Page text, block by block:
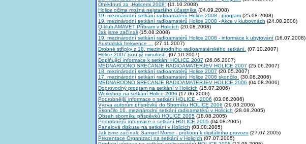
Ohlédnutí za „Holicemi 2008” (11.10.2008)
Holice očima možná nejstaršího účastníka (04.09.2008)
19. mezinárodní setkání radioamatérů Holice 2008 - program (25.08.2008)
19. mezinárodní setkání radioamatérů Holice 2008 - Akce v klubovnách (24.08.2008)
Q-klub AMAVET Příbram v Holicích (20.08.2008)
Jak jsme začínali (15.08.2008)
19. mezinárodní setkání radioamatérů Holice 2008 - informace k ubytování (16.07.2008)
Australská frekvence ...
(27.11.2007)
Drobné střípky z 18. mezinárodního radioamatérského setkání. (07.10.2007)
Holice 2007 jsou již minulostí. (07.10.2007)
Doplňující informace k setkání HOLICE 2007 (26.06.2007)
MEDNARODNO SREČANJE RADIOAMATERJEV HOLICE 2007 (25.06.2007)
18. mezinárodní setkání radioamatérů Holice 2007 (20.05.2007)
17. mezinárodní setkání radioamatérů Holice 2006 skončilo. (30.08.2006)
MEDNARODNO SREČANJE RADIOAMATERJEV HOLICE 2006 (04.08.2006)
Doprovodný program na setkání v Holicích (15.07.2006)
Workshop na setkání Holice 2006 (17.06.2006)
Podrobnější informace o setkání HOLICE - 2006 (03.06.2006)
Výzva autorům příspěvků do Sborníku HOLICE 2006 (29.03.2006)
Skončilo 16. mezinárodní setkání radioamatérů v Holicích (28.08.2005)
Obsah sborníku příspěvků HOLICE 2005 (18.08.2005)
Podrobnější informace o setkání HOLICE 2005 (04.08.2005)
Panelová diskuse na setkání v Holicích (03.08.2005)
Jak jsme začínali: Samuel Morse - průkopník digitálního provozu (27.07.2005)
Prezentace Organizací na setkání v Holicích (07.07.2005)